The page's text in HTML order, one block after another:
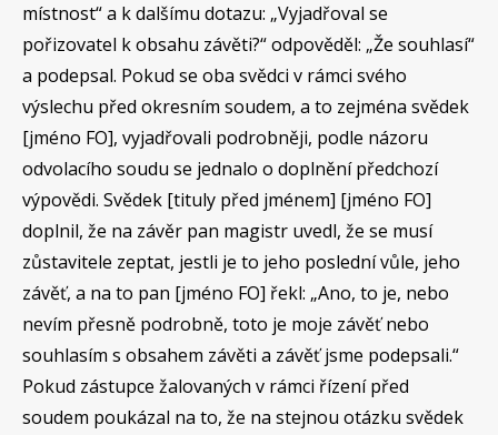
místnost“ a k dalšímu dotazu: „Vyjadřoval se
pořizovatel k obsahu závěti?“ odpověděl: „Že souhlasí“
a podepsal. Pokud se oba svědci v rámci svého
výslechu před okresním soudem, a to zejména svědek
[jméno FO], vyjadřovali podrobněji, podle názoru
odvolacího soudu se jednalo o doplnění předchozí
výpovědi. Svědek [tituly před jménem] [jméno FO]
doplnil, že na závěr pan magistr uvedl, že se musí
zůstavitele zeptat, jestli je to jeho poslední vůle, jeho
závěť, a na to pan [jméno FO] řekl: „Ano, to je, nebo
nevím přesně podrobně, toto je moje závěť nebo
souhlasím s obsahem závěti a závěť jsme podepsali.“
Pokud zástupce žalovaných v rámci řízení před
soudem poukázal na to, že na stejnou otázku svědek